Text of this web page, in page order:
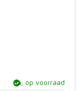
ja, op voorraad